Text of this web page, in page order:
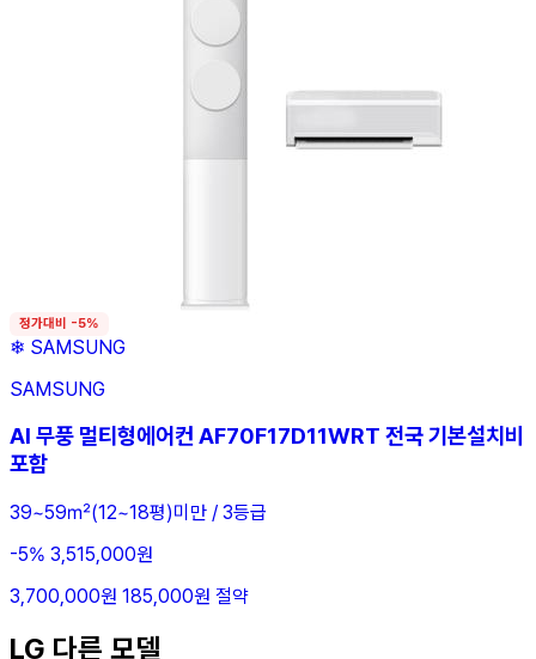
정가대비 -5%
❄ SAMSUNG
SAMSUNG
AI 무풍 멀티형에어컨 AF70F17D11WRT 전국 기본설치비
포함
39~59㎡(12~18평)미만 / 3등급
-5% 3,515,000원
3,700,000원 185,000원 절약
LG 다른 모델